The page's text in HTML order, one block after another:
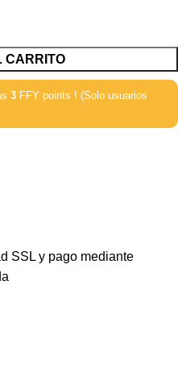
CARRITO
3 FFY points ! (Solo usuarios
SSL y pago mediante